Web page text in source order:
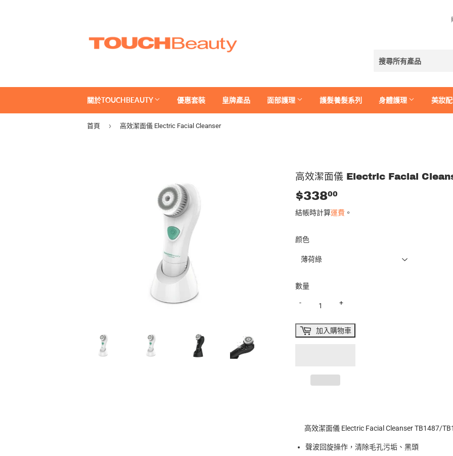
關於TOUCHBEAUTY 優惠套裝 皇牌產品 面部護理 護髮養髮系列 身體護理 美妝
首頁 › 高效潔面儀 Electric Facial Cleanser
高效潔面儀 Electric Facial
$33800
結帳時計算運費 。
颜色
數量
+
-
加入購物車
高效潔面儀 Electric Facial Cleanser TB1487/
聲波回旋操作，清除毛孔污垢、黑頭